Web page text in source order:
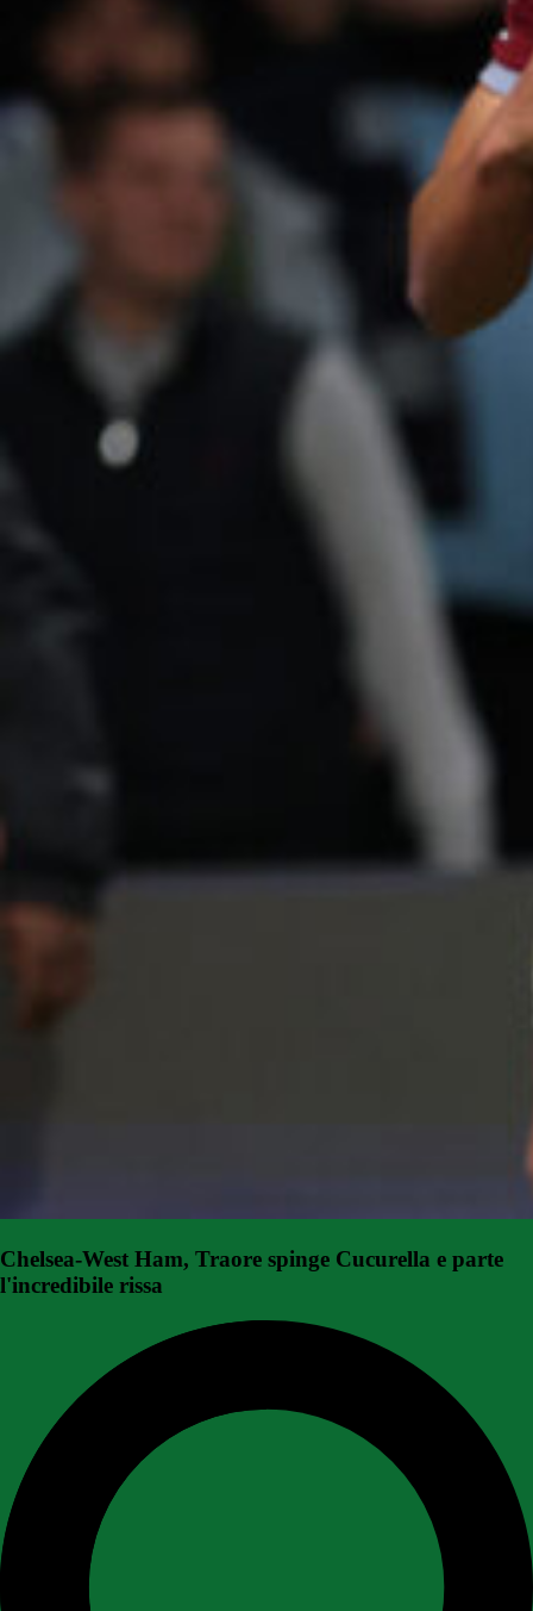
Chelsea-West Ham, Traore spinge Cucurella e parte
l'incredibile rissa